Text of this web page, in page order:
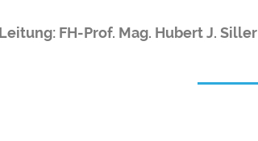
Leitung: FH-Prof. Mag. Hubert J. Siller